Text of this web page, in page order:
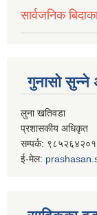
सार्वजनिक
गुनासो सुन्ने
लुना खतिवडा
प्रशासकीय अधिकृत
सम्पर्क:
ई-मेल: